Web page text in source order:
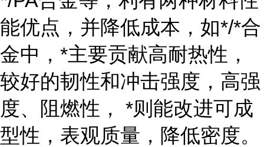
能优点，并降低成本，如*/*合
金中，*主要贡献高耐热性，
较好的韧性和冲击强度，高强
度、阻燃性， *则能改进可成
型性，表观质量，降低密度。